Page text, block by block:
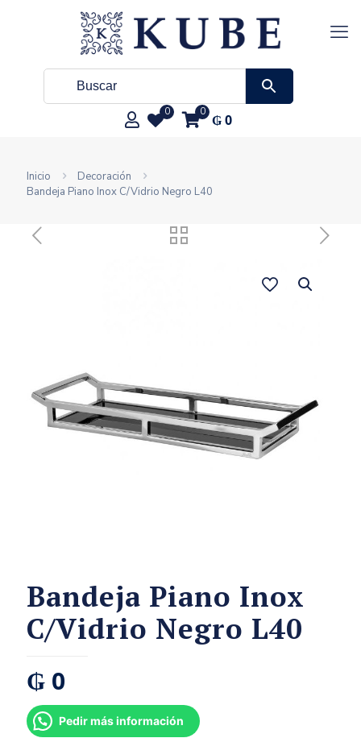
0 0 ₲0
Inicio
Decoración
Bandeja Piano Inox C/Vidrio Negro L40
Bandeja Piano Inox
C/Vidrio Negro L40
₲ 0
Pedir más información